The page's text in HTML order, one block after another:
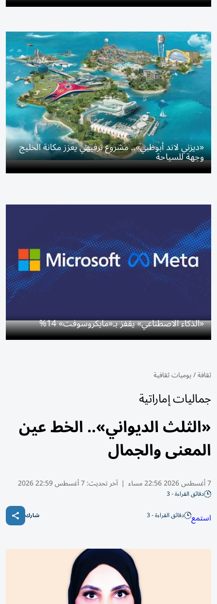
«ديزني لاند أبوظبي».. مشروع ترفيهي يعزز مكانة الخليج
وجهة للسياحة
«الذكاء الاصطناعي» يقفز بـ«مايكروسوفت» 14%
ثقافة/يوميات ثقافية
جماليات إماراتية
«الثلث الديواني».. الخط عين
المعنى والجمال
7 أغسطس 2026 22:56 مساء | آخر تحديث:7 أغسطس 22:59 2026
دقائق القراءة - 3
استمع دقائق القراءة - 3 شارك